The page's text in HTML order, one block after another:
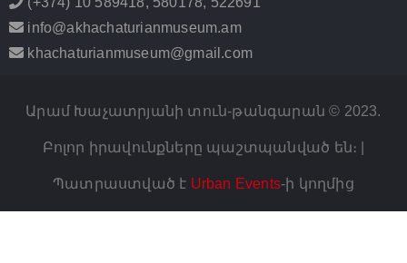
info@akhachaturianmuseum.am
khachaturianmuseum@gmail.com
Արամ Խաչատրյանի տուն-թանգարան © 2023.
Բոլոր իրավունքները պաշտպանված են։ |
Պատրաստված է Urban Events-ի կողմից